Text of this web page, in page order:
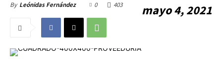
By Leónidas Fernández mayo 4, 2021
0 403